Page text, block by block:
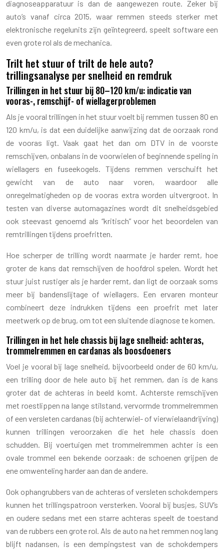
diagnoseapparatuur is dan de aangewezen route. Zeker bij
auto’s vanaf circa 2015, waar remmen steeds sterker met
elektronische regelunits zijn geïntegreerd, speelt software een
even grote rol als de mechanica.
Trilt het stuur of trilt de hele auto?
trillingsanalyse per snelheid en remdruk
Trillingen in het stuur bij 80–120 km/u: indicatie van
vooras-, remschijf- of wiellagerproblemen
Als je vooral trillingen in het stuur voelt bij remmen tussen 80 en
120 km/u, is dat een duidelijke aanwijzing dat de oorzaak rond
de vooras ligt. Vaak gaat het dan om DTV in de voorste
remschijven, onbalans in de voorwielen of beginnende speling in
wiellagers en fuseekogels. Tijdens remmen verschuift het
gewicht van de auto naar voren, waardoor alle
onregelmatigheden op de vooras extra worden uitvergroot. In
testen van diverse automagazines wordt dit snelheidsgebied
ook steevast genoemd als “kritisch” voor het beoordelen van
remtrillingen tijdens proefritten.
Hoe scherper de trilling wordt naarmate je harder remt, hoe
groter de kans dat remschijven de hoofdrol spelen. Wordt het
stuur juist rustiger als je harder remt, dan ligt de oorzaak soms
meer bij bandenslijtage of wiellagers. Een ervaren monteur
combineert deze indrukken tijdens een proefrit met later
meetwerk op de brug, om tot een sluitende diagnose te komen.
Trillingen in het hele chassis bij lage snelheid: achteras,
trommelremmen en cardanas als boosdoeners
Voel je vooral bij lage snelheid, bijvoorbeeld onder de 60 km/u,
een trilling door de hele auto bij het remmen, dan is de kans
groter dat de achteras in beeld komt. Achterste remschijven
met roestlippen na lange stilstand, vervormde trommelremmen
of een versleten cardanas (bij achterwiel- of vierwielaandrijving)
kunnen trillingen veroorzaken die het hele chassis doen
schudden. Bij voertuigen met trommelremmen achter is een
ovale trommel een bekende oorzaak: de schoenen grijpen de
ene omwenteling harder aan dan de andere.
Ook ophangrubbers van de achteras of versleten schokdempers
kunnen het trillingspatroon versterken. Vooral bij busjes, SUV’s
en oudere sedans met een starre achteras speelt de toestand
van de rubbers een grote rol. Als de auto na het remmen nog lang
blijft nadansen, is een dempingstest van de schokdempers